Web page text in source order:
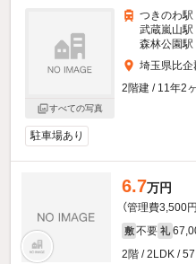
すべての写真
つきのわ駅
武蔵嵐山駅
森林公園駅
埼玉県比企
2階建 / 11年2
駐車場あり
6.7万円
（管理費3,500円
敷 不要 礼
2階 / 2LDK /